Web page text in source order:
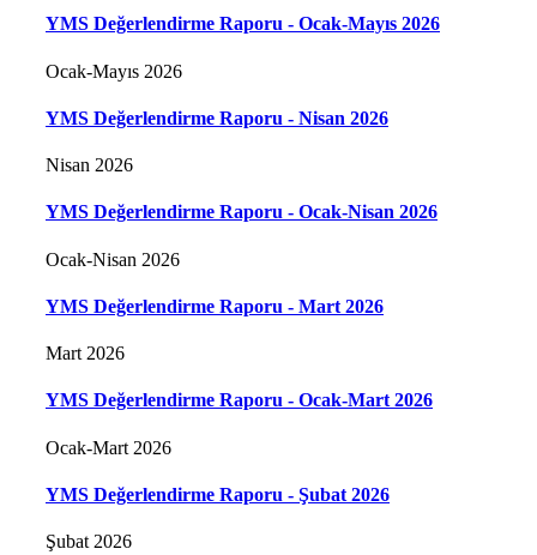
YMS Değerlendirme Raporu - Ocak-Mayıs 2026
Ocak-Mayıs 2026
YMS Değerlendirme Raporu - Nisan 2026
Nisan 2026
YMS Değerlendirme Raporu - Ocak-Nisan 2026
Ocak-Nisan 2026
YMS Değerlendirme Raporu - Mart 2026
Mart 2026
YMS Değerlendirme Raporu - Ocak-Mart 2026
Ocak-Mart 2026
YMS Değerlendirme Raporu - Şubat 2026
Şubat 2026